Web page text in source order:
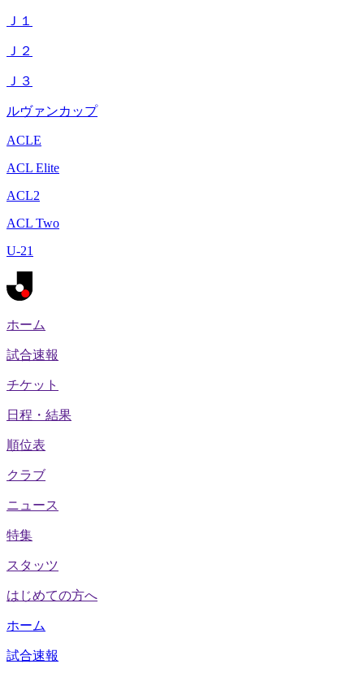
Ｊ１
Ｊ２
Ｊ３
ルヴァンカップ
ACLE
ACL Elite
ACL2
ACL Two
U-21
ホーム
試合速報
チケット
日程・結果
順位表
クラブ
ニュース
特集
スタッツ
はじめての方へ
ホーム
試合速報